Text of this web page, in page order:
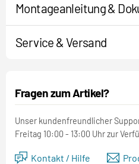
Montageanleitung &
Service & Versand
Fragen zum Artikel?
Unser kundenfreundlicher
Freitag 10:00 - 13:00 Uhr zur
Kontakt / Hilfe